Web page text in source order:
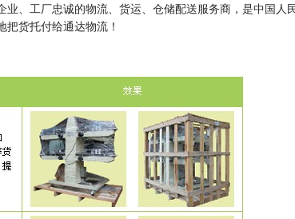
、工厂忠诚的物流、货运、仓储配送服务商，是中国人
货托付给通达物流！